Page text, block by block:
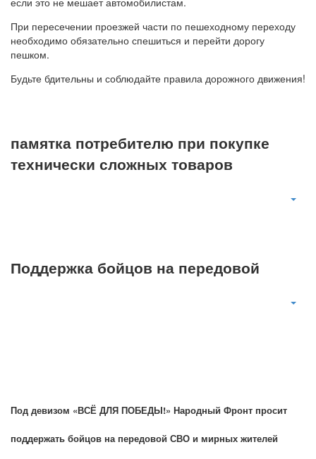
При пересечении проезжей части по пешеходному переходу
необходимо обязательно спешиться и перейти дорогу
пешком.
Будьте бдительны и соблюдайте правила дорожного движения!
памятка потребителю при покупке
технически сложных товаров
Поддержка бойцов на передовой
Под девизом «ВСЁ ДЛЯ ПОБЕДЫ!» Народный Фронт просит
поддержать бойцов на передовой СВО и мирных жителей